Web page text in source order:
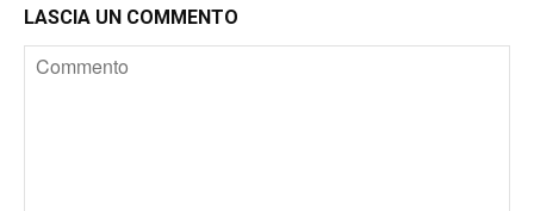
LASCIA UN COMMENTO